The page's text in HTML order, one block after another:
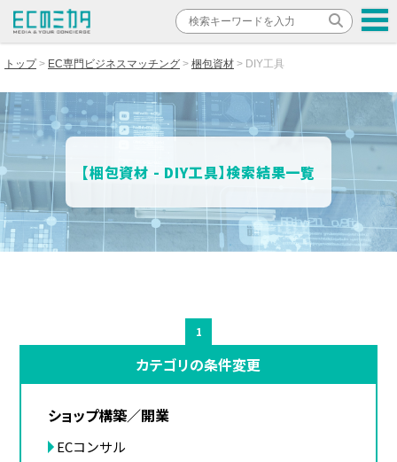
トップ EC専門ビジネスマッチング 梱包資材 DIY工具
【梱包資材 - DIY工具】検索結果一覧
1
カテゴリの条件変更
ショップ構築／開業
ECコンサル